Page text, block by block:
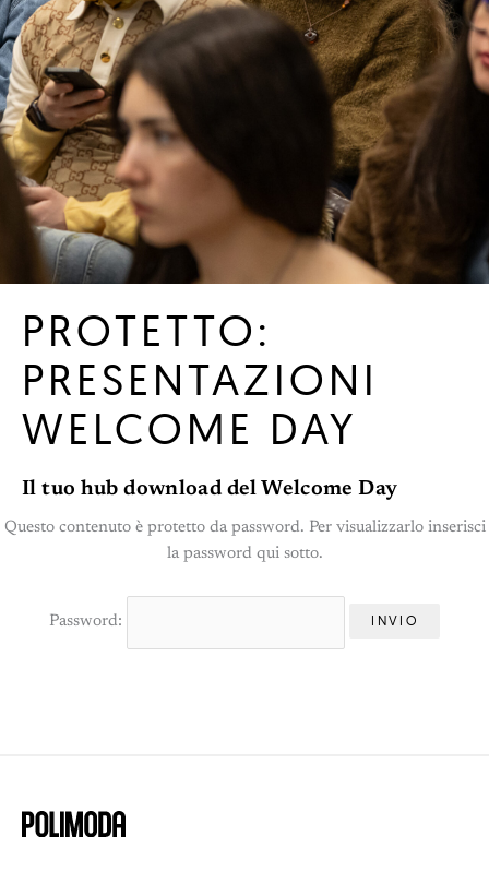
PROTETTO:
PRESENTAZIONI
WELCOME DAY
Il tuo hub download del Welcome Day
Questo contenuto è protetto da password. Per visualizzarlo inserisci
la password qui sotto.
Password: